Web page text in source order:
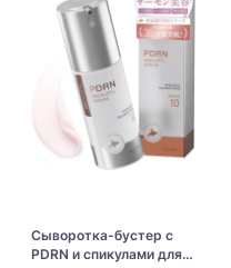
Сыворотка-бустер с
PDRN и спикулами для